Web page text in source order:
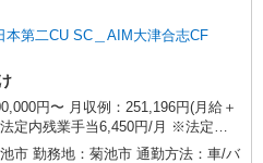
第二CU SC＿AIM大津合志CF
円〜 月収例：251,196円(月給＋
定内残業手当6,450円/月 ※法定外
円/月 ※休日出勤手当12,496円/月
市 勤務地：菊池市 通勤方法：車/バ